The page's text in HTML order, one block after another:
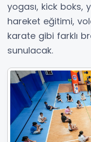
yogası, kick boks,
hareket eğitimi,
karate gibi farklı
sunulacak.